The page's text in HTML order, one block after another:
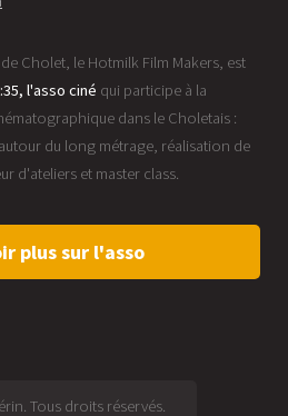
Cholet, le Hotmilk Film Makers, est
l'asso ciné qui participe à la
dans le Choletais :
du long métrage, réalisation de
d'ateliers et master class.
plus sur l'asso
Tous droits réservés.